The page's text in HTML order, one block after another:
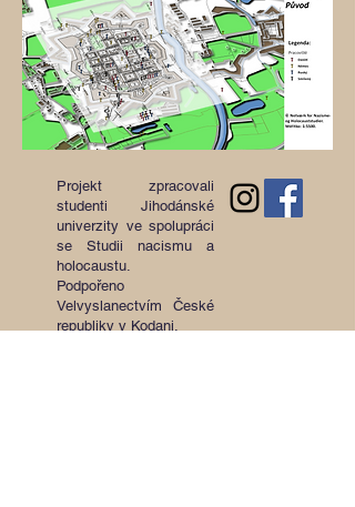
Projekt zpracovali
studenti Jihodánské
univerzity ve spolupráci
se Studii nacismu a
holocaustu.
Podpořeno
Velvyslanectvím České
republiky v Kodani.